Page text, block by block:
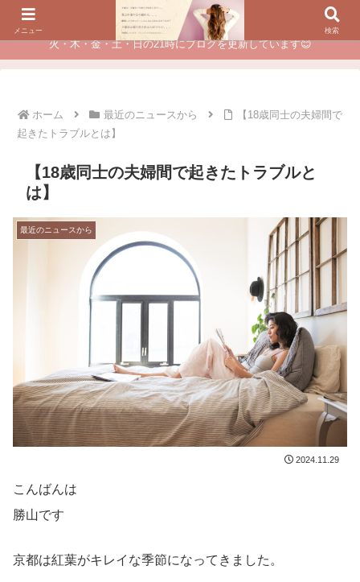
夫に不倫されたつらい経験が、あなたのチャンスに変わるカウンセリング
火・木・金・土・日の21時にブログを更新しています😊
ホーム 最近のニュースから
【18歳同士の夫婦間で
起きたトラブルとは】
【18歳同士の夫婦間で起きたトラブルと
は】
最近のニュースから
2024.11.29
こんばんは
勝山です
京都は紅葉がキレイな季節になってきました。
メニュー 検索